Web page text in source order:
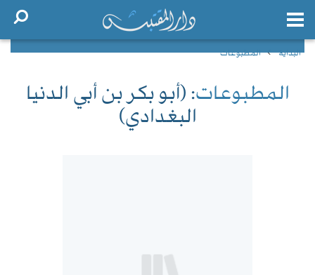
البداية المطبوعات
المطبوعات: (أبو بكر بن أبي الدنيا
البغدادي)